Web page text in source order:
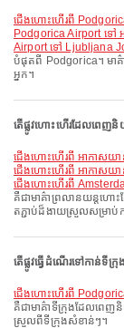
ជើងហោះហើរពី
Podgorica Airport ទ
Airport ទៅ Ljubljana
បំផុតពី Podgorica។ មាគ៌ា
អ្នក។
តើផ្លូវហោះហើរដែលពេញ
ជើងហោះហើរពី អាកាស
ជើងហោះហើរពី អាកាសយ
ជើងហោះហើរពី
គឺជាមាគ៌ាព្រលានយន្តហោ
តភ្ជាប់ដ៏ងាយស្រួលសម្រាប់ក
តើផ្លូវធ្វើដំណើរទៅកាន់
ជើងហោះហើរពី
គឺជាមាគ៌ាទីក្រុងដែលពេញ
ស្រួលពីទីក្រុងសំខាន់ៗ។